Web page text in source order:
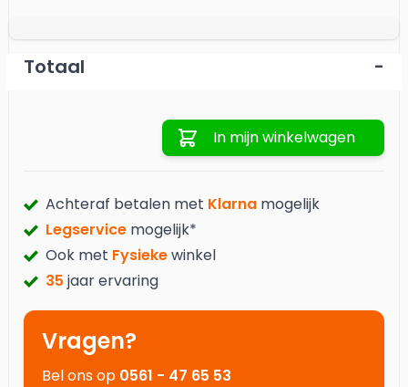
Totaal -
Aantal
In mijn winkelwagen
Achteraf betalen met Klarna mogelijk
Legservice mogelijk*
Ook met Fysiekewinkel
35 jaar ervaring
Vragen?
Bel ons op 0561 - 47 65 53